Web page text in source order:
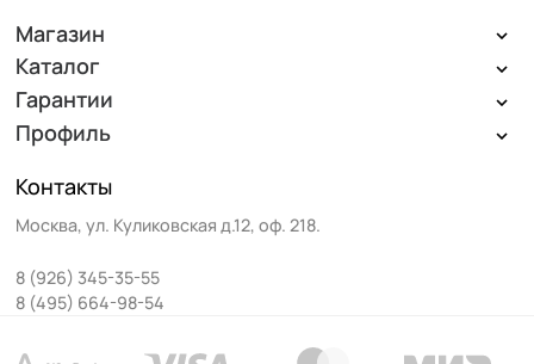
Магазин
Каталог
Гарантии
Профиль
Контакты
Москва, ул. Куликовская д.12, оф. 218.
8 (926) 345-35-55
8 (495) 664-98-54